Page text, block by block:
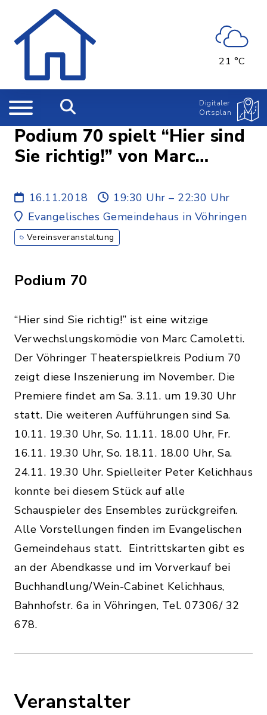
21 °C
Digitaler
Ortsplan
Podium 70 spielt “Hier sind
Sie richtig!” von Marc
16.11.2018
19:30 Uhr – 22:30 Uhr
Evangelisches Gemeindehaus in Vöhringen
Vereinsveranstaltung
Podium 70
“Hier sind Sie richtig!” ist eine witzige
Verwechslungskomödie von Marc Camoletti.
Der Vöhringer Theaterspielkreis Podium 70
zeigt diese Inszenierung im November. Die
Premiere findet am Sa. 3.11. um 19.30 Uhr
statt. Die weiteren Aufführungen sind Sa.
10.11. 19.30 Uhr, So. 11.11. 18.00 Uhr, Fr.
16.11. 19.30 Uhr, So. 18.11. 18.00 Uhr, Sa.
24.11. 19.30 Uhr. Spielleiter Peter Kelichhaus
konnte bei diesem Stück auf alle
Schauspieler des Ensembles zurückgreifen.
Alle Vorstellungen finden im Evangelischen
Gemeindehaus statt. Eintrittskarten gibt es
an der Abendkasse und im Vorverkauf bei
Buchhandlung/Wein-Cabinet Kelichhaus,
Bahnhofstr. 6a in Vöhringen, Tel. 07306/ 32
678.
Veranstalter